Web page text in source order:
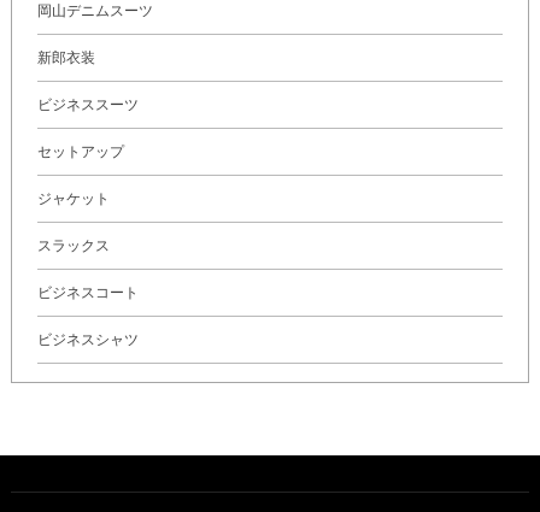
岡山デニムスーツ
新郎衣装
ビジネススーツ
セットアップ
ジャケット
スラックス
ビジネスコート
ビジネスシャツ